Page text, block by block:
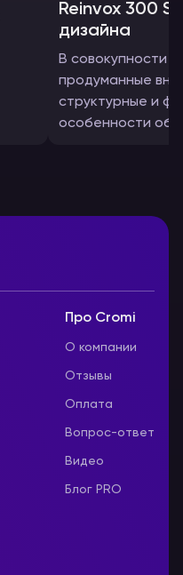
Reinvox 300
дизайна
В совокупности
продуманные
структурные и
особенности
Про Cromi
О компании
Отзывы
Оплата
Вопрос-ответ
Видео
Блог PRO